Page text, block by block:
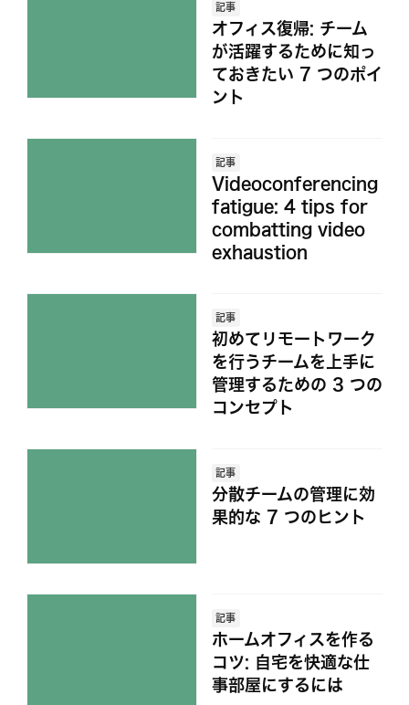
記事
オフィス復帰: チーム
が活躍するために知っ
ておきたい 7 つのポイ
ント
記事
Videoconferencing
fatigue: 4 tips for
combatting video
exhaustion
記事
初めてリモートワーク
を行うチームを上手に
管理するための 3 つの
コンセプト
記事
分散チームの管理に効
果的な 7 つのヒント
記事
ホームオフィスを作る
コツ: 自宅を快適な仕
事部屋にするには